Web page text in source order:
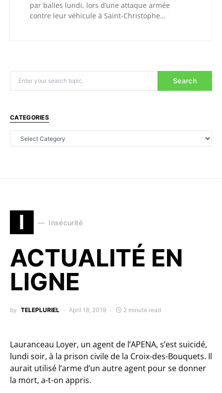
par balles lundi, lors d’une attaque armée
contre leur véhicule à Saint-Christophe…
Search
CATEGORIES
I Insécurité
ACTUALITÉ EN
LIGNE
by TELEPLURIEL April 18, 2019 2 minute read
Lauranceau Loyer, un agent de l’APENA, s’est suicidé,
lundi soir, à la prison civile de la Croix-des-Bouquets. Il
aurait utilisé l’arme d’un autre agent pour se donner
la mort, a-t-on appris.